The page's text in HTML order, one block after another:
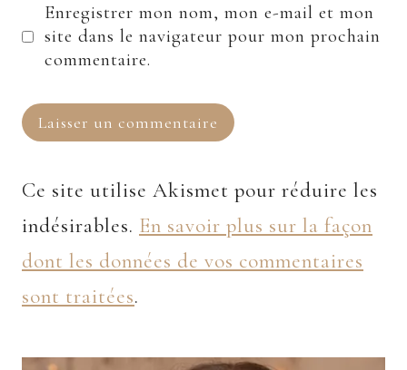
Enregistrer mon nom, mon e-mail et mon
site dans le navigateur pour mon prochain
commentaire.
Ce site utilise Akismet pour réduire les
indésirables. En savoir plus sur la façon
dont les données de vos commentaires
sont traitées.